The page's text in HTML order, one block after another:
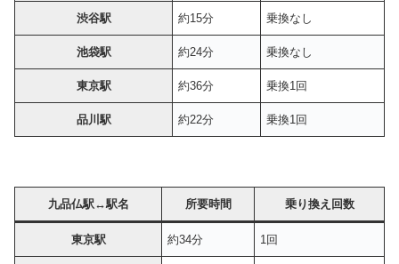
渋谷駅 約15分 乗換なし
池袋駅 約24分 乗換なし
東京駅 約36分 乗換1回
品川駅 約22分 乗換1回
九品仏駅↔︎駅名 所要時間 乗り換え回数
東京駅 約34分 1回